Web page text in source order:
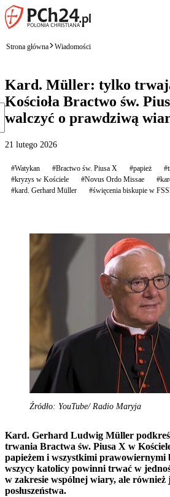
Strona główna Wiadomości
Kard. Müller: tylko
Kościoła Bractwo św.
walczyć o prawdziwą
21 lutego 2026
#Watykan #Bractwo św. Piusa X #papież
#kryzys w Kościele
#Novus Ordo Missae
#kard. Gerhard Müller
#święcenia biskupie w
Źródło: YouTube/ Radio Maryja
Kard. Gerhard Ludwig Müller
trwania Bractwa św. Piusa X w
papieżem i wszystkimi prawowiernymi
wszycy katolicy powinni trwać w
w zakresie wspólnej wiary, ale
posłuszeństwa.